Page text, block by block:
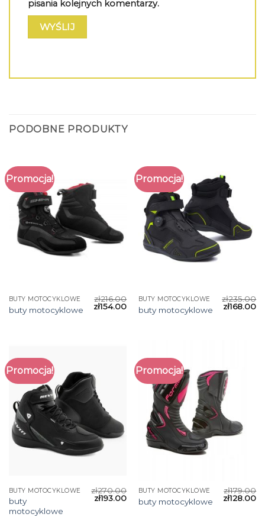
pisania kolejnych komentarzy.
PODOBNE PRODUKTY
Promocja!
BUTY MOTOCYKLOWE
buty motocyklowe
zł216.00
zł154.00
Promocja!
BUTY MOTOCYKLOWE
buty motocyklowe
zł235.00
zł168.00
Promocja!
BUTY MOTOCYKLOWE
buty
motocyklowe
zł270.00
zł193.00
Promocja!
BUTY MOTOCYKLOWE
buty motocyklowe
zł179.00
zł128.00